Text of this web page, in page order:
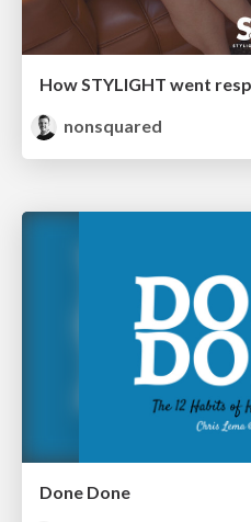
How STYLIGHT went
nonsquared
Done Done